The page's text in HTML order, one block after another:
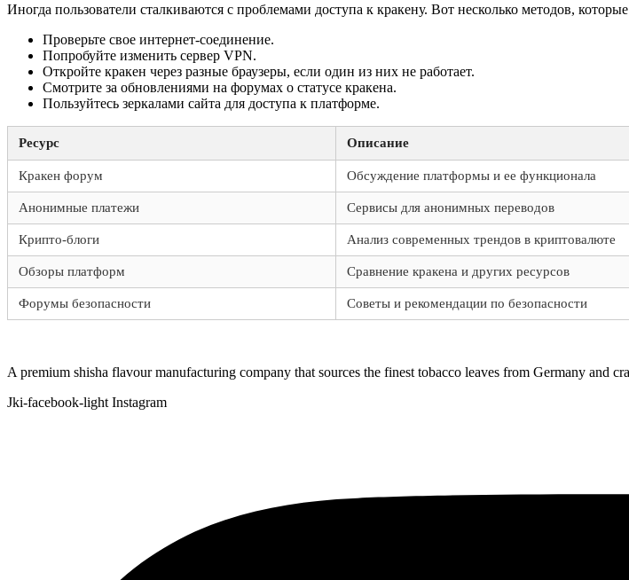
Иногда пользователи сталкиваются с проблемами доступа к кракену. Вот несколько методов,
Проверьте свое интернет-соединение.
Попробуйте изменить сервер VPN.
Откройте кракен через разные браузеры, если один из них не работает.
Смотрите за обновлениями на форумах о статусе кракена.
Пользуйтесь зеркалами сайта для доступа к платформе.
Ресурс Описание
Кракен форум Обсуждение платформы и ее функционала
Анонимные платежи Сервисы для анонимных переводов
Крипто-блоги Анализ современных трендов в криптовалюте
Обзоры платформ Сравнение кракена и других ресурсов
Форумы безопасности Советы и рекомендации по безопасности
A premium shisha flavour manufacturing company that sources the finest tobacco leaves from Germany and
Jki-facebook-light Instagram